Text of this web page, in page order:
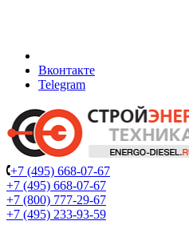
Вконтакте
Telegram
+7 (495) 668-07-67
+7 (495) 668-07-67
+7 (800) 777-29-67
+7 (495) 233-93-59